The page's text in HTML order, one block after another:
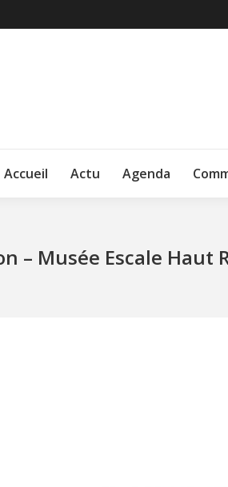
Accueil Actu Agenda
– Musée Escale